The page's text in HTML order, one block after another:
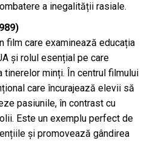
a inegalității rasiale.
film care examinează educația
și rolul esențial pe care
minți. În centrul filmului
care încurajează elevii să
pasiunile, în contrast cu
Este un exemplu perfect de
și promovează gândirea